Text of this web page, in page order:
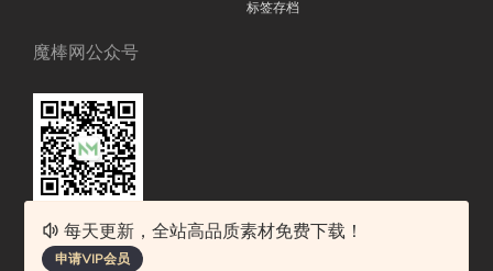
标签存档
魔棒网公众号
魔棒网提供优质设计模板下载，分享优秀的设计。素材包含了APP设计、
每天更新，全站高品质素材免费下载！
申请VIP会员